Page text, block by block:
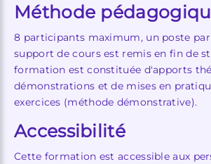
Méthode
8 participants maximum, un poste
support de cours est remis en fin de
formation est constituée d'apports
démonstrations et de mises en
exercices (méthode démonstrative).
Accessibilité
Cette formation est accessible aux